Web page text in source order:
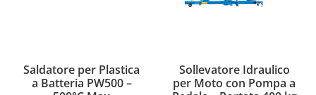
Saldatore per Plastica
a Batteria PW500 –
Sollevatore Idraulico
per Moto con Pompa a